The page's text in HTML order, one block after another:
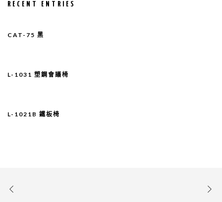
RECENT ENTRIES
CAT-75 黑
L-1031 塑鋼會議椅
L-1021B 鐵板椅